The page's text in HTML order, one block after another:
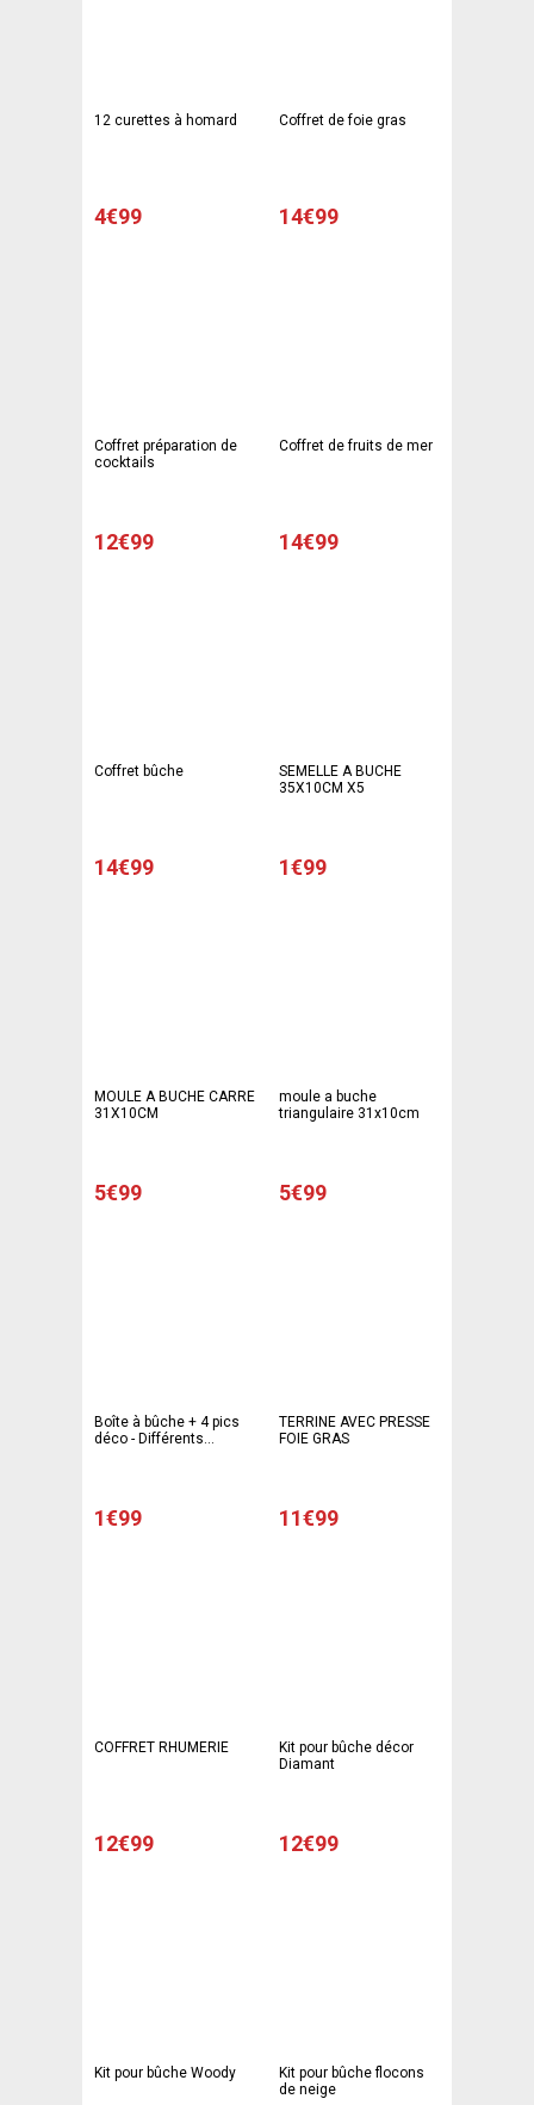
12 curettes à homard
4€99
Coffret de foie gras
14€99
Coffret préparation de
cocktails
12€99
Coffret de fruits de mer
14€99
Coffret bûche
14€99
SEMELLE A BUCHE
35X10CM X5
1€99
MOULE A BUCHE CARRE
31X10CM
5€99
moule a buche
triangulaire 31x10cm
5€99
Boîte à bûche + 4 pics
déco - Différents
1€99
TERRINE AVEC PRESSE
FOIE GRAS
11€99
COFFRET RHUMERIE
12€99
Kit pour bûche décor
Diamant
12€99
Kit pour bûche Woody
Kit pour bûche flocons
de neige